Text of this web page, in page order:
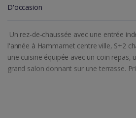
D'occasion
Un rez-de-chaussée avec une entrée
l'année à Hammamet centre ville, S+2
une cuisine équipée avec un coin repas,
grand salon donnant sur une terrasse.